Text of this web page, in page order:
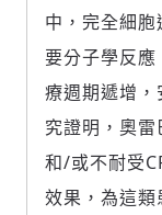
中，完全細
要分子學反
療週期遞增
究證明，奧
和/或不耐受
效果，為這類